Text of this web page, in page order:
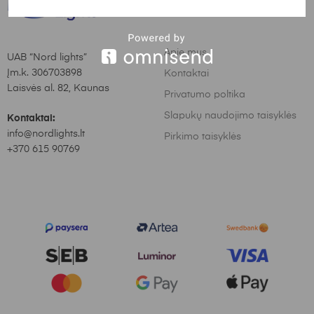
UAB “Nord lights”
Įm.k. 306703898
Laisvės al. 82, Kaunas
Kontaktai:
info@nordlights.lt
+370 615 90769
Apie mus
Kontaktai
Privatumo poltika
Slapukų naudojimo taisyklės
Pirkimo taisyklės